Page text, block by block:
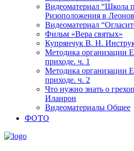
Видеоматериал “Школа
Ризоположения в
Видеоматериал
Фильм «Вера святых»
Купрянчук В. Н.
Методика организации
приходе. ч. 1
Методика организации
приходе. ч. 2
Что нужно знать о
Илаирон
Видеоматериалы Общее
ФОТО